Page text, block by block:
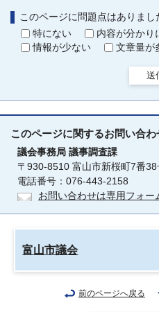
このページに問題点はありまし
特にない
内容が分かり
情報が少ない
文章量が
送
このページに関するお問い合わ
議会事務局 議事調査課
〒930-8510 富山市新桜町7番38
電話番号：076-443-2158
お問い合わせは専用フォー
富山市議会
前のページへ戻る